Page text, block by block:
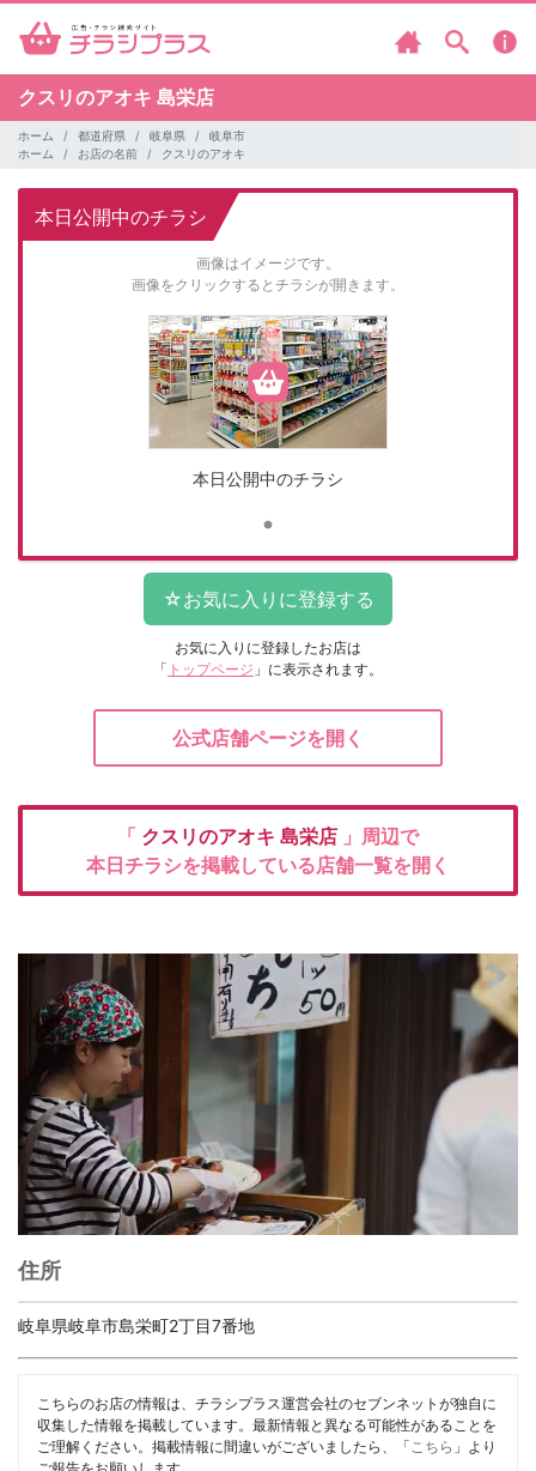
クスリのアオキ 島栄店
ホーム 都道府県 岐阜県
岐阜市
ホーム
お店の名前 クスリのアオキ
本日公開中のチラシ
画像はイメージです。
画像をクリックするとチラシが開きます。
本日公開中のチラシ
お気に入りに登録したお店は
「 トップページ 」に表示されます。
公式店舗ページを開く
「 クスリのアオキ 島栄店 」周辺で
本日チラシを掲載している店舗一覧を開く
住所
岐阜県岐阜市島栄町2丁目7番地
こちらのお店の情報は、チラシプラス運営会社のセブンネットが独自に
収集した情報を掲載しています。最新情報と異なる可能性があることを
ご理解ください。掲載情報に間違いがございましたら、「 こちら 」より